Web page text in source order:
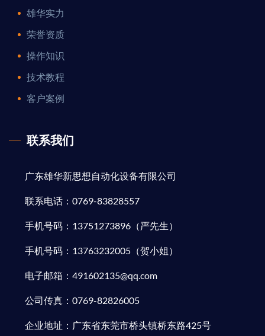
雄华实力
荣誉资质
操作知识
技术教程
客户案例
联系我们
广东雄华新思想自动化设备有限公司
联系电话：0769-83828557
手机号码：13751273896（严先生）
手机号码：13763232005（贺小姐）
电子邮箱：491602135@qq.com
公司传真：0769-82826005
企业地址：广东省东莞市桥头镇桥东路425号